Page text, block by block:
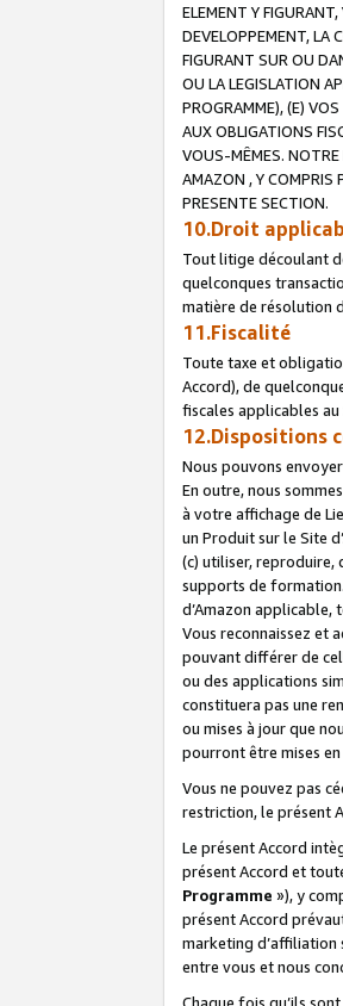
ELEMENT Y
DEVELOPPEMENT, LA
FIGURANT SUR OU
OU LA LEGISLATION
PROGRAMME), (E)
AUX OBLIGATIONS
VOUS-MÊMES.
AMAZON , Y COMPRIS
PRESENTE SECTION.
10.Droit
Tout litige découlant
quelconques
matière de résolution
11.Fiscalité
Toute taxe et
Accord), de
fiscales applicables
12.Dispositions
Nous pouvons
En outre, nous
à votre affichage de
un Produit sur le Site
(c) utiliser, reproduire,
supports de
d’Amazon applicable,
Vous reconnaissez et
pouvant différer de
ou des applications
constituera pas une
ou mises à jour que
pourront être mises
Vous ne pouvez pas
restriction, le présent
Le présent Accord
présent Accord et
Programme »), y
présent Accord
marketing d’affiliation
entre vous et nous